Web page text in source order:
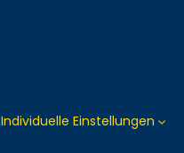
Individuelle Einstellungen